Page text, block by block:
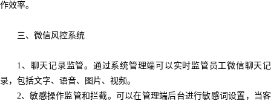
作效率。
三、微信风控系统
1 、聊天记录监管。通过系统管理端可以实时监管员工微信聊天记
录，包括文字、语音、图片、视频。
2、敏感操作监管和拦截。可以在管理端后台进行敏感词设置，当客